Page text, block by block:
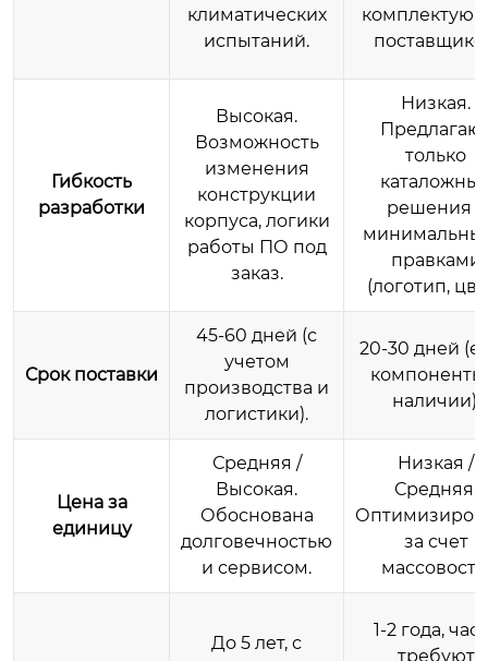
климатических
испытаний.
Гибкость
разработки
Высокая.
Возможность
изменения
конструкции
корпуса, логики
работы ПО под
заказ.
Низкая.
только
решения с
правками
(логотип,
Срок поставки
45-60 дней (с
учетом
производства и
логистики).
20-30 дней
компоненты
наличии).
Цена за
единицу
Средняя /
Высокая.
Обоснована
долговечностью
и сервисом.
Низкая /
Средняя.
за счет
До 5 лет, с
1-2 года,
требуют